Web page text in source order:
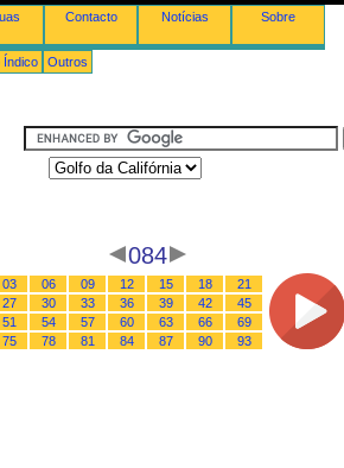
Contacto Notícias Sobre
Índico Outros
084
03 06 09 12 15 18
21
27 30 33 36 39 42
45
51 54 57 60 63 66
69
75 78 81 84 87 90 93